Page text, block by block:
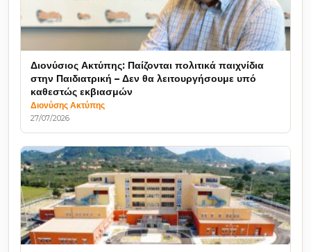
Διονύσιος Ακτύπης: Παίζονται πολιτικά παιχνίδια
στην Παιδιατρική – Δεν θα λειτουργήσουμε υπό
καθεστώς εκβιασμών
Διονύσης Ακτύπης
27/07/2026